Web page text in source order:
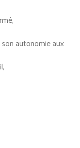
autonomie aux